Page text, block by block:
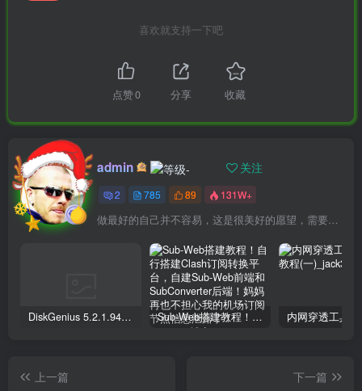
喜欢就支持一下吧
点赞0 分享 收藏
admin 关注
2 785 89 131W+
做最好的自己并不容易，这是很美好的愿望，需要耐心、坚持和毅力
DiskGenius 5.2.1.941 专业版下载+序列号注册文件激活 Sub-Web搭建教程！自行搭建Clash订阅转换平台，自建Sub-Web前端和SubConverter后端！妈妈再也不担心我的机场订阅节点信息泄露了！
上一篇
下一篇